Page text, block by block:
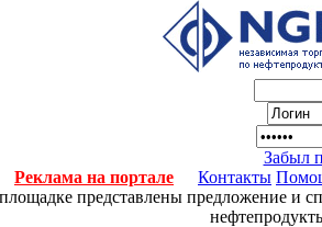
Забыл
Реклама на портале
Контакты
представлены предложение и